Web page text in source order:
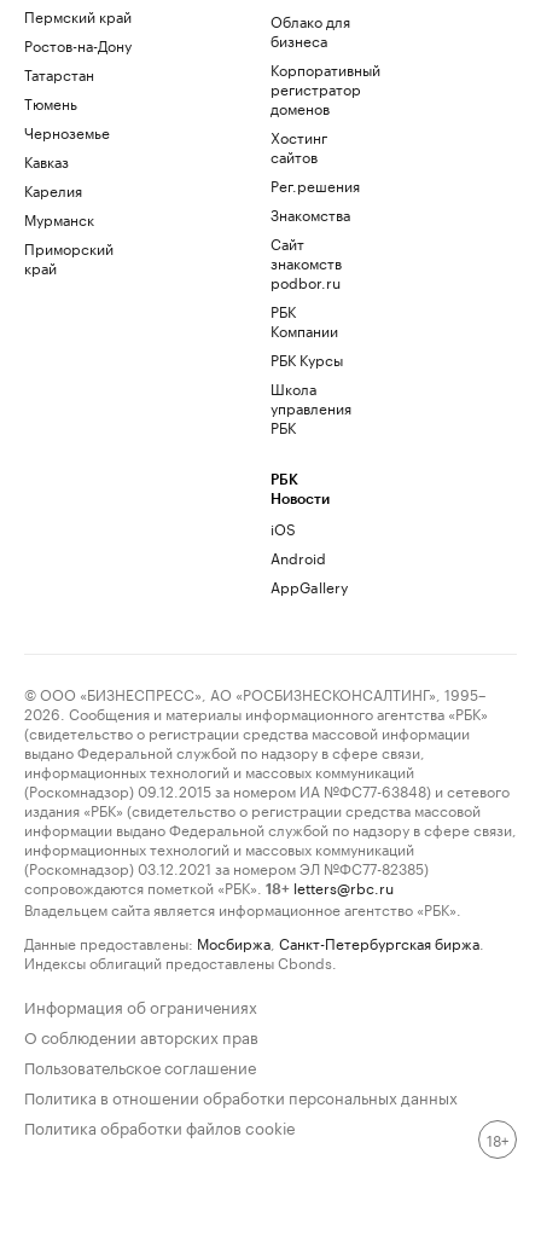
Пермский край
Ростов-на-Дону
Татарстан
Тюмень
Черноземье
Кавказ
Карелия
Мурманск
Приморский
край
Облако для
бизнеса
Корпоративный
регистратор
доменов
Хостинг
сайтов
Рег.решения
Знакомства
Сайт
знакомств
podbor.ru
РБК
Компании
РБК Курсы
Школа
управления
РБК
РБК
Новости
iOS
Android
AppGallery
© ООО «БИЗНЕСПРЕСС», АО «РОСБИЗНЕСКОНСАЛТИНГ», 1995–
2026. Сообщения и материалы информационного агентства «РБК»
(свидетельство о регистрации средства массовой информации
выдано Федеральной службой по надзору в сфере связи,
информационных технологий и массовых коммуникаций
(Роскомнадзор) 09.12.2015 за номером ИА №ФС77-63848) и сетевого
издания «РБК» (свидетельство о регистрации средства массовой
информации выдано Федеральной службой по надзору в сфере связи,
информационных технологий и массовых коммуникаций
(Роскомнадзор) 03.12.2021 за номером ЭЛ №ФС77-82385)
сопровождаются пометкой «РБК».
18+ letters@rbc.ru
Владельцем сайта является информационное агентство «РБК».
Данные предоставлены: Мосбиржа Санкт-Петербургская биржа
Индексы облигаций предоставлены Cbonds.
Информация об ограничениях
О соблюдении авторских прав
Пользовательское соглашение
Политика в отношении обработки персональных данных
Политика обработки файлов cookie
18+